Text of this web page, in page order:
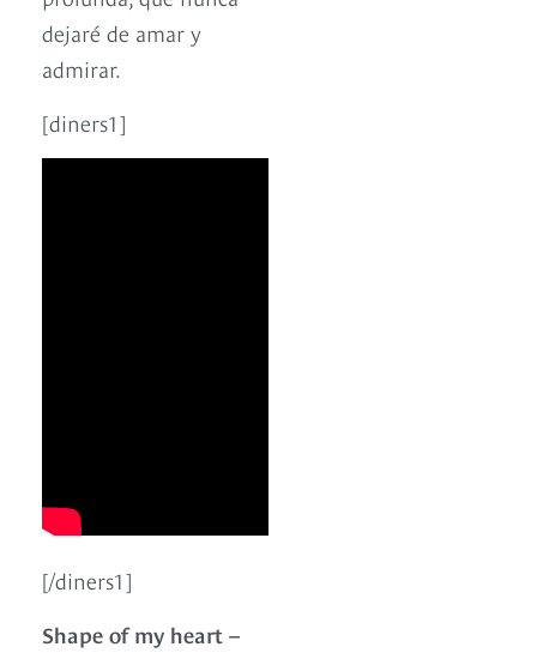
dejaré de amar y
admirar.
[diners1]
[/diners1]
Shape of my heart –